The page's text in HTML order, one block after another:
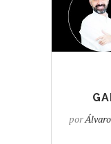
por